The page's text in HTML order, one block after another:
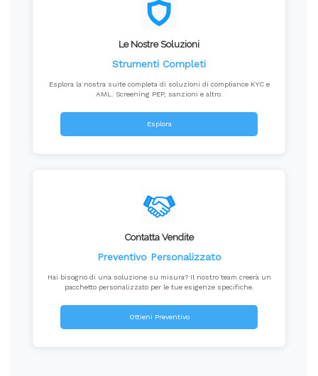
Le Nostre Soluzioni
Strumenti Completi
Esplora la nostra suite completa di soluzioni di compliance KYC e
AML. Screening PEP, sanzioni e altro.
Esplora
Contatta Vendite
Preventivo Personalizzato
Hai bisogno di una soluzione su misura? Il nostro team creerà un
pacchetto personalizzato per le tue esigenze specifiche.
Ottieni Preventivo